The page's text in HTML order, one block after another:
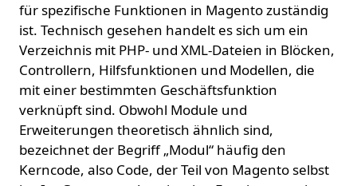
für spezifische Funktionen in Magento zuständig
ist. Technisch gesehen handelt es sich um ein
Verzeichnis mit PHP- und XML-Dateien in Blöcken,
Controllern, Hilfsfunktionen und Modellen, die
mit einer bestimmten Geschäftsfunktion
verknüpft sind. Obwohl Module und
Erweiterungen theoretisch ähnlich sind,
bezeichnet der Begriff „Modul“ häufig den
Kerncode, also Code, der Teil von Magento selbst